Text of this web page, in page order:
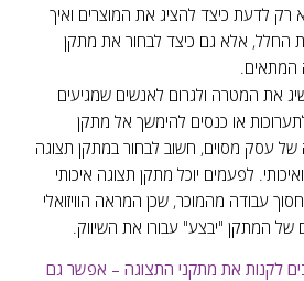
רק לדעת כיצד להציג את המוצרים ואיך
החלל, אלא גם כיצד לבחור את מתקן
המתאים.
את המטרה ולגרום לאנשים שמגיעים
או כנסים להימשך אל מתקן
של עסק מסוים, חשוב לבחור במתקן תצוגה
לפעמים יוכל מתקן תצוגה איכותי
עבודה מהמוכר, שכן המראה הוויזואלי
של המתקן "יבצע" עבורו את השיווק.
לקנות את מתקני התצוגה – אפשר גם